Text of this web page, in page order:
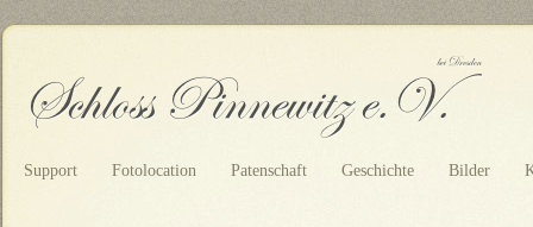
Support Fotolocation Patenschaft Geschichte Bilder